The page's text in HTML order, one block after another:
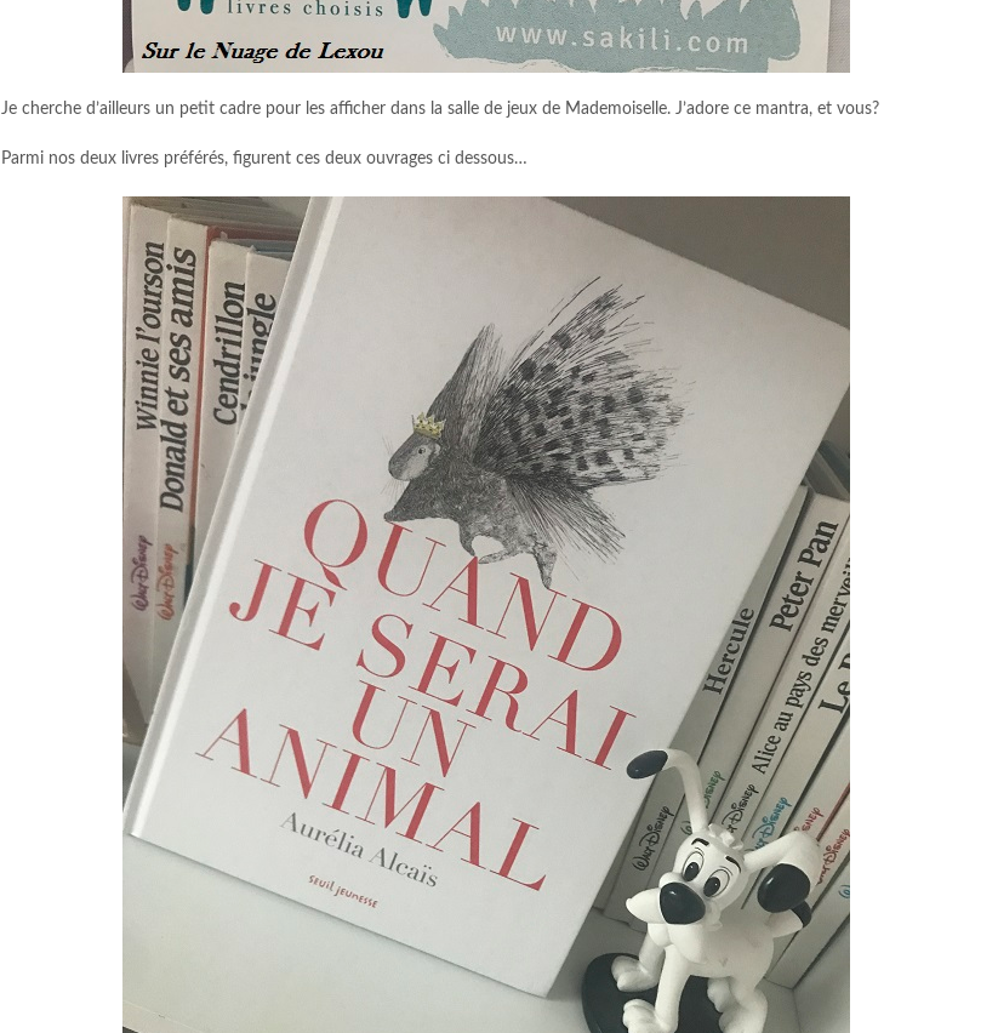
Je cherche d’ailleurs un petit cadre pour les afficher dans la salle de jeux de Mademoiselle. J’adore ce mantra, et vous?
Parmi nos deux livres préférés, figurent ces deux ouvrages ci dessous…